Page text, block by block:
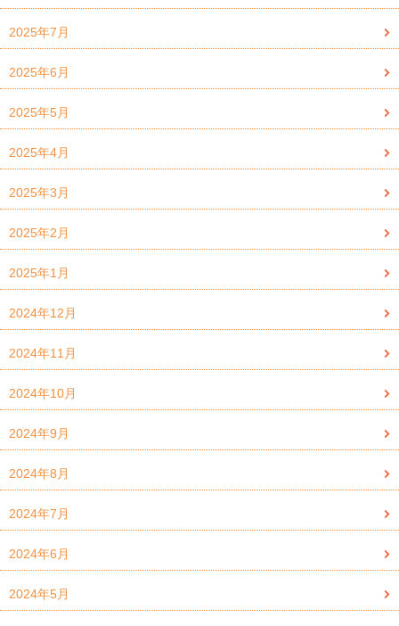
2025年7月
2025年6月
2025年5月
2025年4月
2025年3月
2025年2月
2025年1月
2024年12月
2024年11月
2024年10月
2024年9月
2024年8月
2024年7月
2024年6月
2024年5月